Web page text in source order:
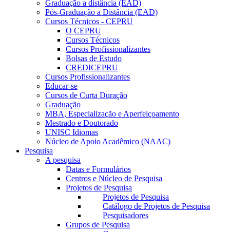
Graduação a distância (EAD)
Pós-Graduação a Distância (EAD)
Cursos Técnicos - CEPRU
O CEPRU
Cursos Técnicos
Cursos Profissionalizantes
Bolsas de Estudo
CREDICEPRU
Cursos Profissionalizantes
Educar-se
Cursos de Curta Duração
Graduação
MBA, Especialização e Aperfeiçoamento
Mestrado e Doutorado
UNISC Idiomas
Núcleo de Apoio Acadêmico (NAAC)
Pesquisa
A pesquisa
Datas e Formulários
Centros e Núcleo de Pesquisa
Projetos de Pesquisa
Projetos de Pesquisa
Catálogo de Projetos de Pesquisa
Pesquisadores
Grupos de Pesquisa